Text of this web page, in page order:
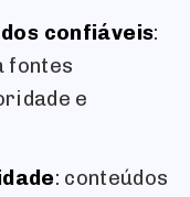
confiáveis:
fontes
e
: conteúdos